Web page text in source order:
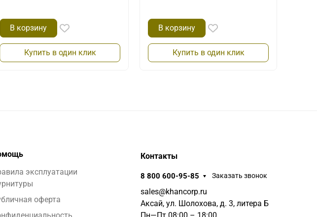
В корзину
Купить в один клик
В корзину
Купить в один клик
эксплуатации
оферта
Контакты
8 800 600-95-85 Заказать звонок
sales@khancorp.ru
Аксай, ул. Шолохова, д. 3, литера Б